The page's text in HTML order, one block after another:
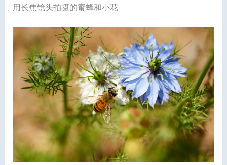
用长焦镜头拍摄的蜜蜂和小花